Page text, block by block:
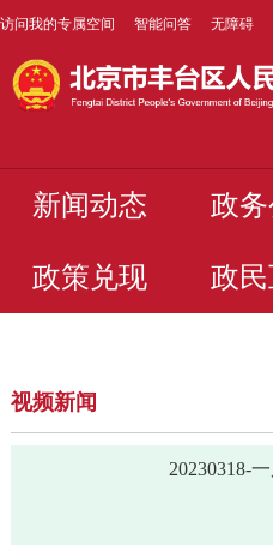
访问我的专属空间 智能问答 无障碍
新闻动态 政
政策兑现 政
视频新闻
20230318-